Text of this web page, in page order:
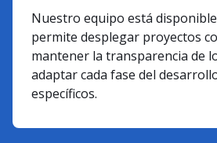
Nuestro equipo está
permite desplegar proyectos
mantener la transparencia de
adaptar cada fase del
específicos.